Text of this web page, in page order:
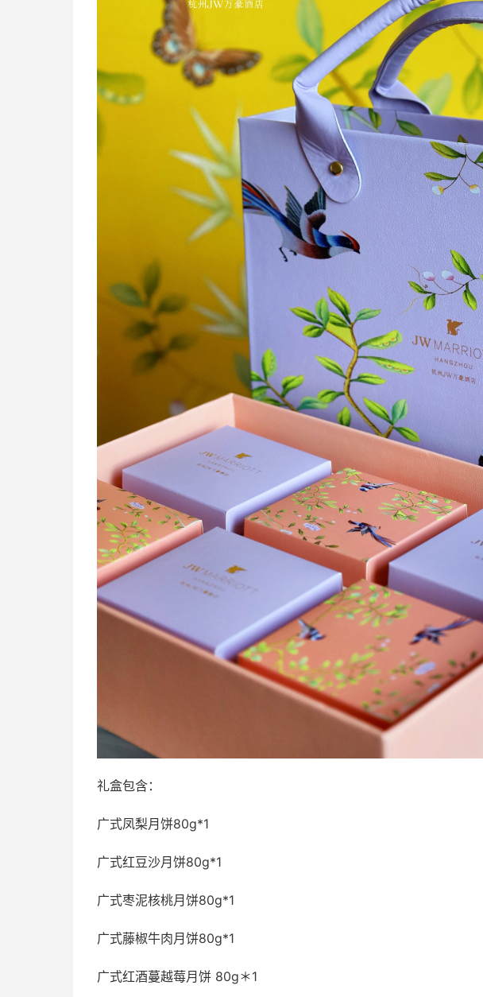
礼盒包含：
广式凤梨月饼80g*1
广式红豆沙月饼80g*1
广式枣泥核桃月饼80g*1
广式藤椒牛肉月饼80g*1
广式红酒蔓越莓月饼 80g＊1